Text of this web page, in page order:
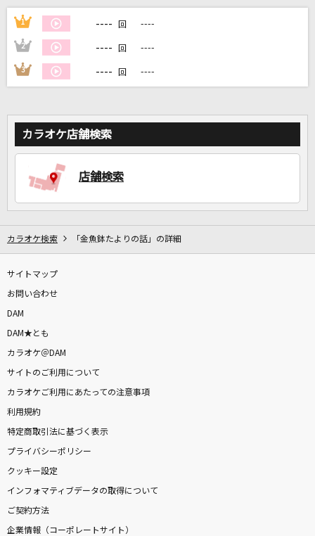
青のすみか (Acoustic ver.)
キタニタツヤ
カラオケ最新情報をチェック！
カラオケをもっと楽しもう！
1 ---- 回 ----
2 ---- 回 ----
3 ---- 回 ----
カラオケ店舗検索
店舗検索
カラオケ検索 「金魚鉢たよりの話」の詳細
サイトマップ
お問い合わせ
DAM
DAM★とも
カラオケ＠DAM
サイトのご利用について
カラオケご利用にあたっての注意事項
利用規約
特定商取引法に基づく表示
プライバシーポリシー
クッキー設定
インフォマティブデータの取得について
ご契約方法
企業情報（コーポレートサイト）